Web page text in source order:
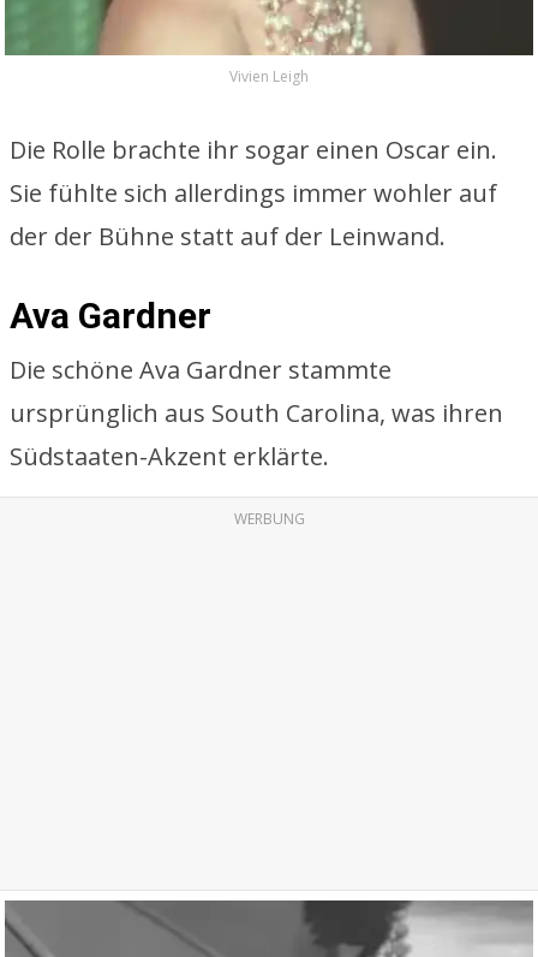
Vivien Leigh
Die Rolle brachte ihr sogar einen Oscar ein.
Sie fühlte sich allerdings immer wohler auf
der der Bühne statt auf der Leinwand.
Ava Gardner
Die schöne Ava Gardner stammte
ursprünglich aus South Carolina, was ihren
Südstaaten-Akzent erklärte.
WERBUNG